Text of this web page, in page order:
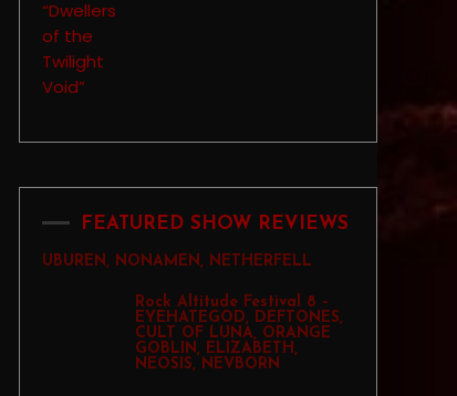
FEATURED SHOW REVIEWS
UBUREN, NONAMEN, NETHERFELL
Rock Altitude Festival 8 –
EYEHATEGOD, DEFTONES,
CULT OF LUNA, ORANGE
GOBLIN, ELIZABETH,
NEOSIS, NEVBORN